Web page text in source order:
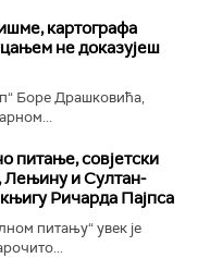
картографа
не доказујеш
Боре Драшковића,
питање, совјетски
Лењину и Султан-
књигу Ричарда Пајпса
питању“ увек је